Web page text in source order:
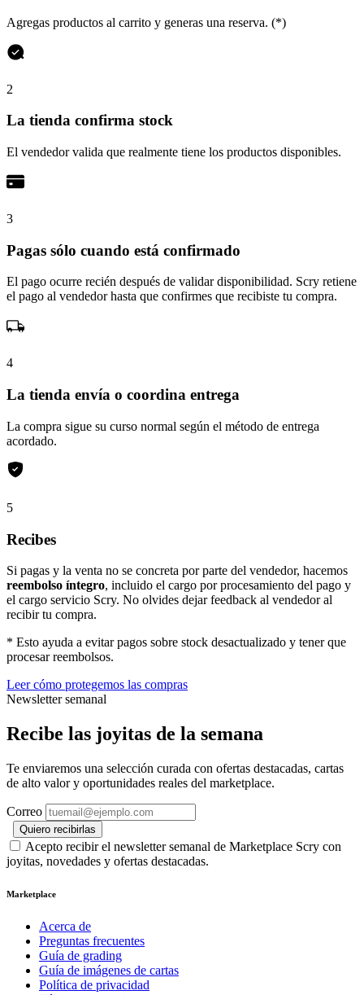
Agregas productos al carrito y generas una reserva. (*)
2
La tienda confirma stock
El vendedor valida que realmente tiene los productos disponibles.
3
Pagas sólo cuando está confirmado
El pago ocurre recién después de validar disponibilidad. Scry retiene
el pago al vendedor hasta que confirmes que recibiste tu compra.
4
La tienda envía o coordina entrega
La compra sigue su curso normal según el método de entrega
acordado.
5
Recibes
Si pagas y la venta no se concreta por parte del vendedor, hacemos
reembolso íntegro, incluido el cargo por procesamiento del pago y
el cargo servicio Scry. No olvides dejar feedback al vendedor al
recibir tu compra.
* Esto ayuda a evitar pagos sobre stock desactualizado y tener que
procesar reembolsos.
Leer cómo protegemos las compras
Newsletter semanal
Recibe las joyitas de la semana
Te enviaremos una selección curada con ofertas destacadas, cartas
de alto valor y oportunidades reales del marketplace.
Correo
Quiero recibirlas
Acepto recibir el newsletter semanal de Marketplace Scry con
joyitas, novedades y ofertas destacadas.
Marketplace
Acerca de
Preguntas frecuentes
Guía de grading
Guía de imágenes de cartas
Política de privacidad